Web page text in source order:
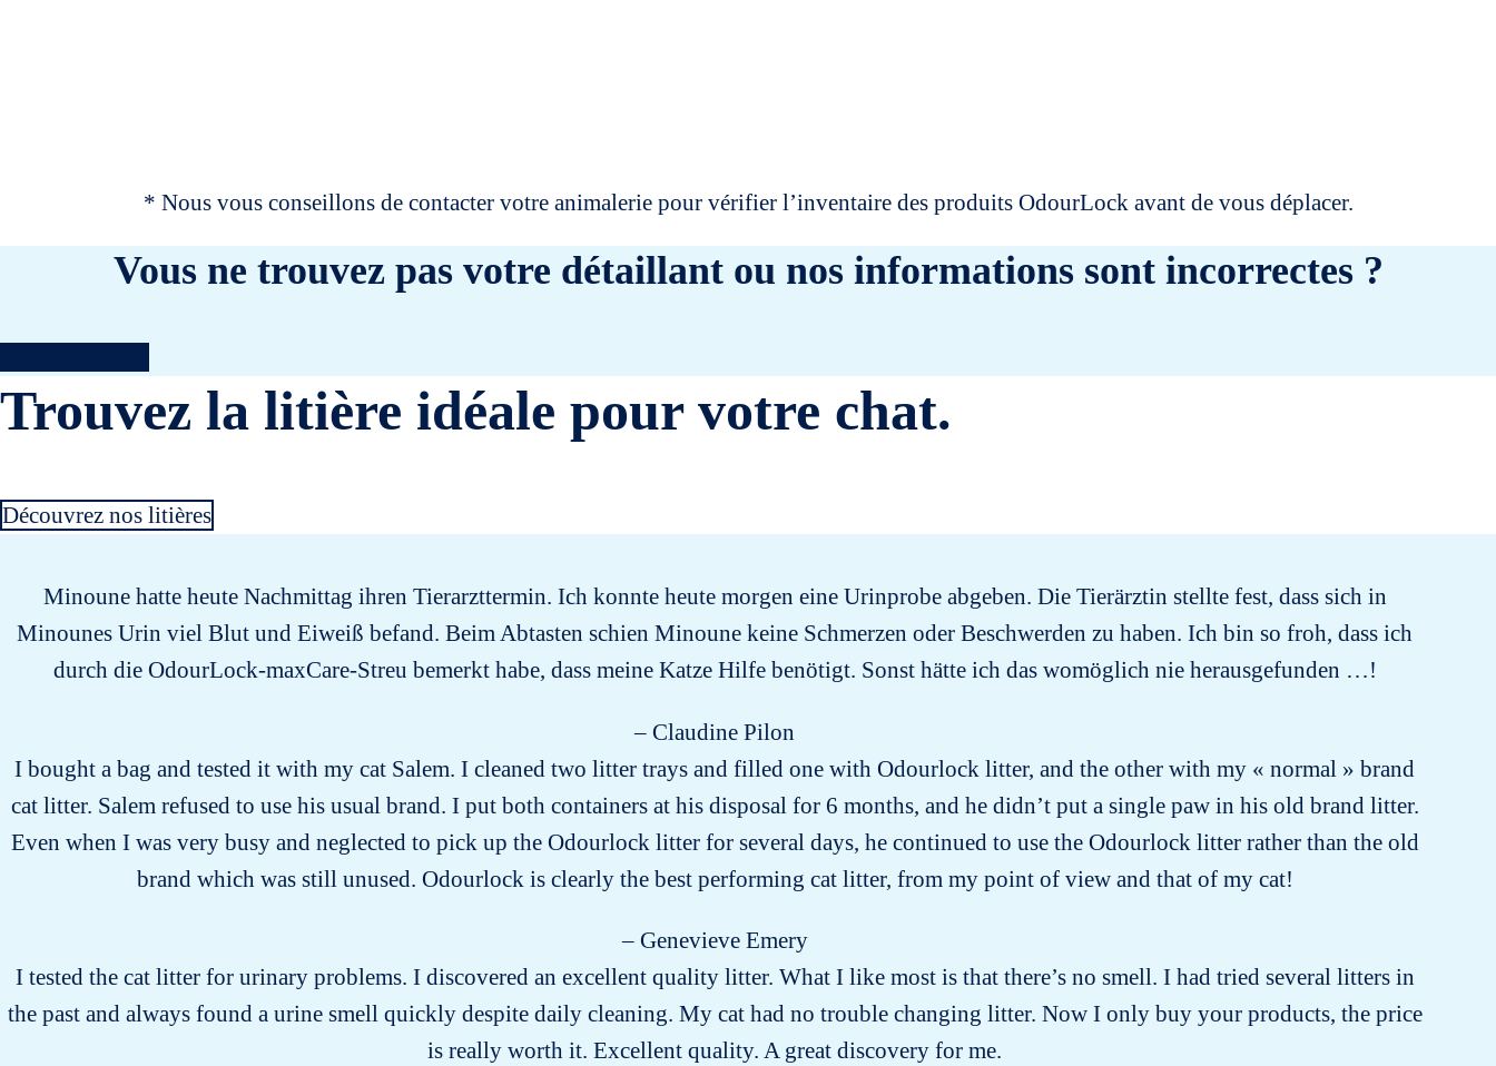
* Nous vous conseillons de contacter votre animalerie pour vérifier l’inventaire des produits OdourLock avant de vous déplacer.
Vous ne trouvez pas votre détaillant ou nos informations sont incorrectes ?
Trouvez la litière idéale pour votre chat.
Découvrez nos litières
Minoune hatte heute Nachmittag ihren Tierarzttermin. Ich konnte heute morgen eine Urinprobe abgeben. Die Tierärztin stellte fest, dass sich in
Minounes Urin viel Blut und Eiweiß befand. Beim Abtasten schien Minoune keine Schmerzen oder Beschwerden zu haben. Ich bin so froh, dass ich
durch die OdourLock-maxCare-Streu bemerkt habe, dass meine Katze Hilfe benötigt. Sonst hätte ich das womöglich nie herausgefunden …!
– Claudine Pilon
I bought a bag and tested it with my cat Salem. I cleaned two litter trays and filled one with Odourlock litter, and the other with my « normal » brand
cat litter. Salem refused to use his usual brand. I put both containers at his disposal for 6 months, and he didn’t put a single paw in his old brand litter.
Even when I was very busy and neglected to pick up the Odourlock litter for several days, he continued to use the Odourlock litter rather than the old
brand which was still unused. Odourlock is clearly the best performing cat litter, from my point of view and that of my cat!
– Genevieve Emery
I tested the cat litter for urinary problems. I discovered an excellent quality litter. What I like most is that there’s no smell. I had tried several litters in
the past and always found a urine smell quickly despite daily cleaning. My cat had no trouble changing litter. Now I only buy your products, the price
is really worth it. Excellent quality. A great discovery for me.